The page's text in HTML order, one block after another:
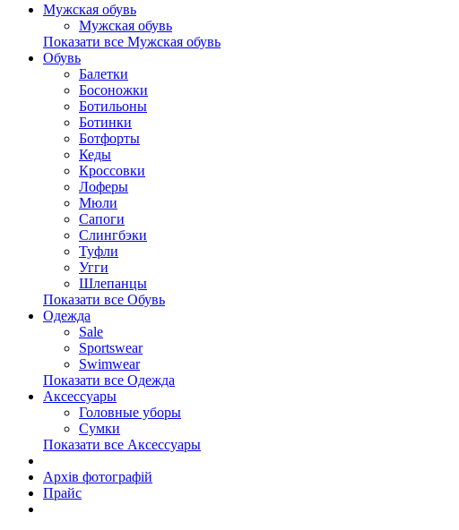
Мужская обувь
Мужская обувь
Показати все Мужская обувь
Обувь
Балетки
Босоножки
Ботильоны
Ботинки
Ботфорты
Кеды
Кроссовки
Лоферы
Мюли
Сапоги
Слингбэки
Туфли
Угги
Шлепанцы
Показати все Обувь
Одежда
Sale
Sportswear
Swimwear
Показати все Одежда
Аксессуары
Головные уборы
Сумки
Показати все Аксессуары
Архів фотографій
Прайс